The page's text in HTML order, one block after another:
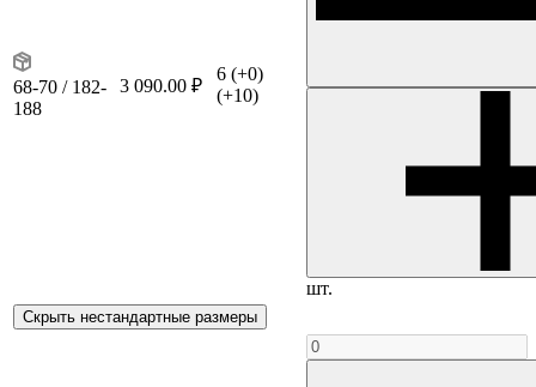
68-70 / 182-
188
3 090.00 ₽
6 (+0)
(+10)
шт.
Скрыть нестандартные размеры